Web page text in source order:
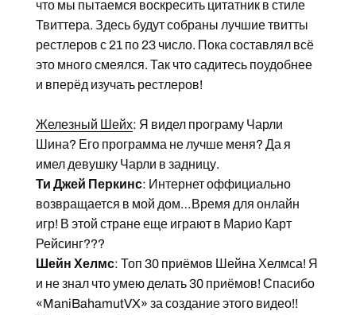
что мы пытаемся воскресить цитатник в стиле
Твиттера. Здесь будут собраны лучшие твитты
рестлеров с 21 по 23 число. Пока составлял всё
это много смеялся. Так что садитесь поудобнее
и вперёд изучать рестлеров!
Железный Шейх: Я видел програму Чарли
Шина? Его программа не лучше меня? Да я
имел девушку Чарли в задницу.
Ти Джей Перкинс: Интернет оффициально
возвращается в мой дом…Время для онлайн
игр! В этой стране еще играют в Марио Карт
Рейсинг???
Шейн Хелмс: Топ 30 приёмов Шейна Хелмса! Я
и не знал что умею делать 30 приёмов! Спасибо
«ManiBahamutVX» за создание этого видео!!